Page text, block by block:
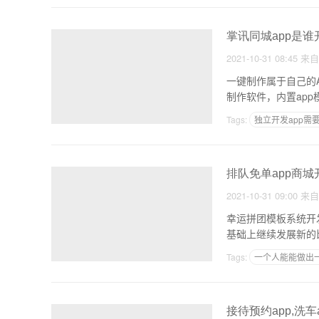
掌讯同城app是谁
2021-10-31 08:45 来
一键制作属于自己
Tags:
独立开发app需
排队免单app商城
2021-10-31 09:00 来
幸运拼团模板系统开发
基础上继续发展新的
Tags:
一个人能能做出
接待预约app,洗